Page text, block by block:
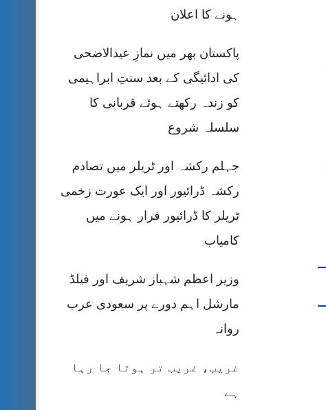
ہونے کا اعلان
پاکستان بھر میں نمازِ عیدالاضحی
کی ادائیگی کے بعد سنتِ ابراہیمی
کو زندہ رکھتے ہوئے قربانی کا
سلسلہ شروع
جہلم رکشہ اور ٹریلر میں تصادم
رکشہ ڈرائیور اور ایک عورت زخمی
ٹریلر کا ڈرائیور فرار ہونے میں
کامیاب
وزیر اعظم شہباز شریف اور فیلڈ
مارشل اہم دورے پر سعودی عرب
روانہ
غریب، غریب تر ہوتا جا رہا
ہے